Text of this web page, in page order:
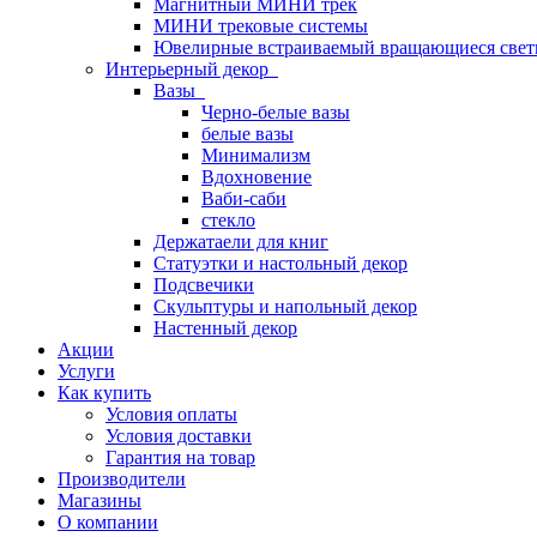
Магнитный МИНИ трек
МИНИ трековые системы
Ювелирные встраиваемый вращающиеся
Интерьерный декор
Вазы
Черно-белые вазы
белые вазы
Минимализм
Вдохновение
Ваби-саби
стекло
Держатаели для книг
Статуэтки и настольный декор
Подсвечики
Скульптуры и напольный декор
Настенный декор
Акции
Услуги
Как купить
Условия оплаты
Условия доставки
Гарантия на товар
Производители
Магазины
О компании